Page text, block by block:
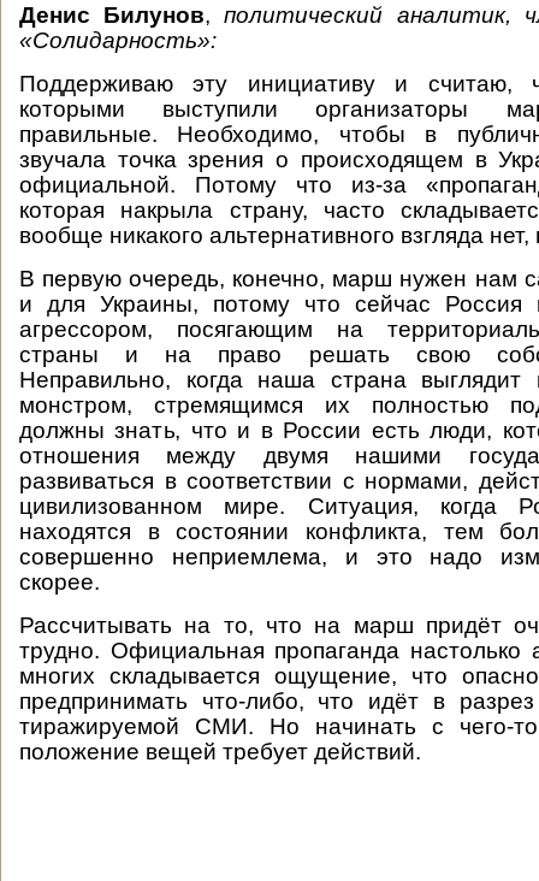
Денис Билунов,политический аналитик,
«Солидарность»:
Поддерживаю эту инициативу и считаю,
которыми выступили организаторы
правильные. Необходимо, чтобы в
звучала точка зрения о происходящем в
официальной. Потому что из-за
которая накрыла страну, часто
вообще никакого альтернативного взгляда нет,
В первую очередь, конечно, марш нужен нам
и для Украины, потому что сейчас Россия
агрессором, посягающим на
страны и на право решать свою
Неправильно, когда наша страна выглядит
монстром, стремящимся их полностью
должны знать, что и в России есть люди,
отношения между двумя нашими
развиваться в соответствии с нормами,
цивилизованном мире. Ситуация, когда
находятся в состоянии конфликта, тем
совершенно неприемлема, и это надо
скорее.
Рассчитывать на то, что на марш придёт
трудно. Официальная пропаганда настолько
многих складывается ощущение, что
предпринимать что-либо, что идёт в
тиражируемой СМИ. Но начинать с чего-
положение вещей требует действий.